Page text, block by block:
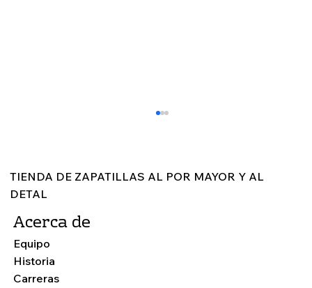
TENIS PUMA TRANSFORMERS
TIENDA DE ZAPATILLAS AL POR MAYOR Y AL
DETAL
Acerca de
Equipo
Historia
Carreras